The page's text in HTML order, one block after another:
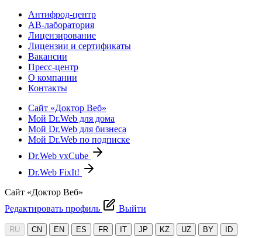
Антифрод-центр
АВ-лаборатория
Лицензирование
Лицензии и сертификаты
Вакансии
Пресс-центр
О компании
Контакты
Сайт «Доктор Веб»
Мой Dr.Web для дома
Мой Dr.Web для бизнеса
Мой Dr.Web по подписке
Dr.Web vxCube
Dr.Web FixIt!
Сайт «Доктор Веб»
Редактировать профиль
Выйти
RU CN EN ES FR IT JP KZ UZ BY ID